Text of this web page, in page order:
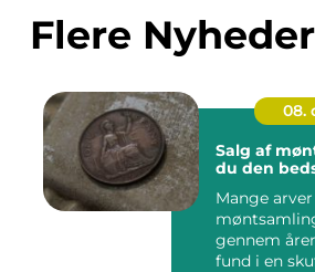
Flere Nyheder
08.
Salg af
du den
Mange
gennem
fund i en